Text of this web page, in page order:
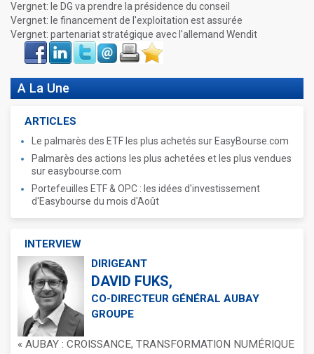
Vergnet: le DG va prendre la présidence du conseil
Vergnet: le financement de l'exploitation est assurée
Vergnet: partenariat stratégique avec l'allemand Wendit
Face
book
LinkIn Twitter Envoyer ImprimerFavoris
A La Une
ARTICLES
Le palmarès des ETF les plus achetés sur EasyBourse.com
Palmarès des actions les plus achetées et les plus vendues
sur easybourse.com
Portefeuilles ETF & OPC : les idées d'investissement
d'Easybourse du mois d'Août
INTERVIEW
DIRIGEANT
DAVID FUKS,
CO-DIRECTEUR GÉNÉRAL AUBAY
GROUPE
« AUBAY : CROISSANCE, TRANSFORMATION NUMÉRIQUE